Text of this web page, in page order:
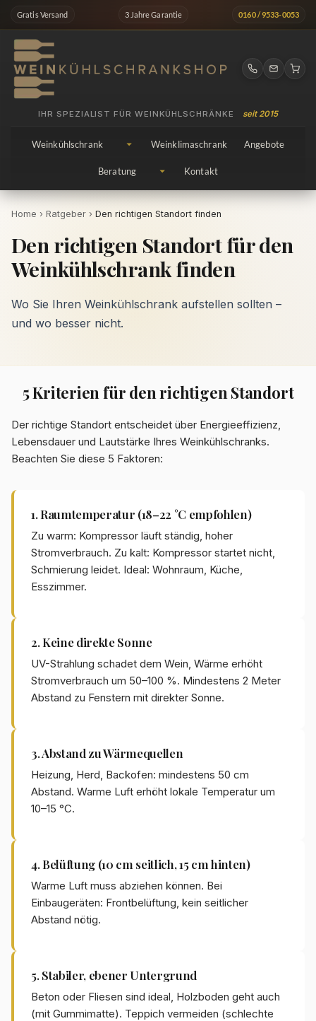
springen
Gratis Versand 3 Jahre Garantie 0160 / 9533-0053
IHR SPEZIALIST FÜR WEINKÜHLSCHRÄNKE seit 2015
Weinkühlschrank Weinklimaschrank Angebote
Beratung Kontakt
Home › Ratgeber › Den richtigen Standort finden
Den richtigen Standort für den
Weinkühlschrank finden
Wo Sie Ihren Weinkühlschrank aufstellen sollten –
und wo besser nicht.
5 Kriterien für den richtigen Standort
Der richtige Standort entscheidet über Energieeffizienz,
Lebensdauer und Lautstärke Ihres Weinkühlschranks.
Beachten Sie diese 5 Faktoren:
1. Raumtemperatur (18–22 °C empfohlen)
Zu warm: Kompressor läuft ständig, hoher
Stromverbrauch. Zu kalt: Kompressor startet nicht,
Schmierung leidet. Ideal: Wohnraum, Küche,
Esszimmer.
2. Keine direkte Sonne
UV-Strahlung schadet dem Wein, Wärme erhöht
Stromverbrauch um 50–100 %. Mindestens 2 Meter
Abstand zu Fenstern mit direkter Sonne.
3. Abstand zu Wärmequellen
Heizung, Herd, Backofen: mindestens 50 cm
Abstand. Warme Luft erhöht lokale Temperatur um
10–15 °C.
4. Belüftung (10 cm seitlich, 15 cm hinten)
Warme Luft muss abziehen können. Bei
Einbaugeräten: Frontbelüftung, kein seitlicher
Abstand nötig.
5. Stabiler, ebener Untergrund
Beton oder Fliesen sind ideal, Holzboden geht auch
(mit Gummimatte). Teppich vermeiden (schlechte